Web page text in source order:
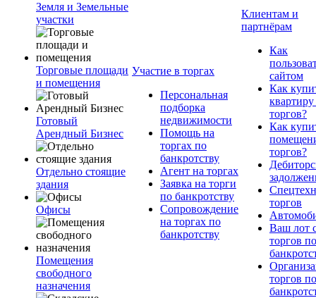
Земля и Земельные
участки
Торговые площади
и помещения
Готовый
Арендный Бизнес
Отдельно стоящие
здания
Офисы
Помещения
свободного
назначения
Участие в торгах
Персональная
подборка
недвижимости
Помощь на
торгах по
банкротству
Агент на торгах
Заявка на торги
по банкротству
Сопровождение
на торгах по
банкротству
Клиентам и
партнёрам
Как
сайтом
Как
квартиру
торгов?
Как
торгов?
торгов
Ваш лот
торгов по
торгов по